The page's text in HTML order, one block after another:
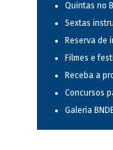
Quintas no
Sextas
Reserva de
Filmes e
Receba a
Concursos
Galeria